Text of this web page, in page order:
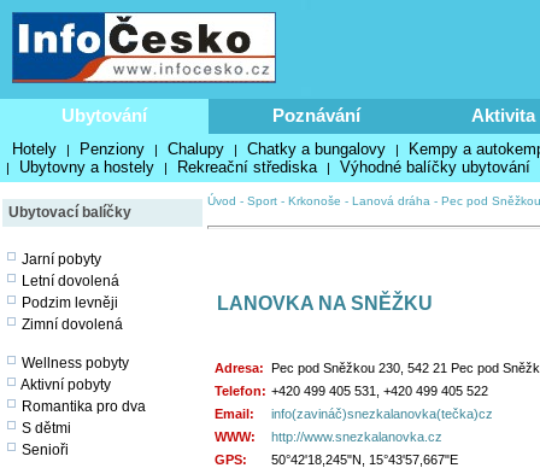
Ubytování Poznávání Aktivita
Hotely | Penziony | Chalupy | Chatky a bungalovy | Kempy a
| Ubytovny a hostely | Rekreační střediska | Výhodné balíčky ubytování
Ubytovací balíčky
Jarní pobyty
Letní dovolená
Podzim levněji
Zimní dovolená
Wellness pobyty
Aktivní pobyty
Romantika pro dva
S dětmi
Senioři
Úvod - Sport - Krkonoše - Lanová dráha - Pec pod Sněžkou
LANOVKA NA SNĚŽKU
Adresa: Pec pod Sněžkou 230, 542 21 Pec pod
Telefon: +420 499 405 531, +420 499 405 522
Email:
info(zavináč)snezkalanovka(tečka)cz
WWW:
http://www.snezkalanovka.cz
GPS:
50°42'18,245"N, 15°43'57,667"E